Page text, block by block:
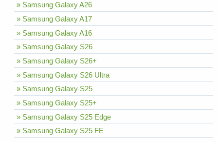
» Samsung Galaxy A26
» Samsung Galaxy A17
» Samsung Galaxy A16
» Samsung Galaxy S26
» Samsung Galaxy S26+
» Samsung Galaxy S26 Ultra
» Samsung Galaxy S25
» Samsung Galaxy S25+
» Samsung Galaxy S25 Edge
» Samsung Galaxy S25 FE